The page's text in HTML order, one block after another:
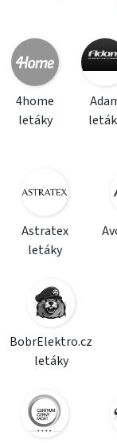
4home
letáky
Astratex
letáky
BobrElektro.cz
letáky